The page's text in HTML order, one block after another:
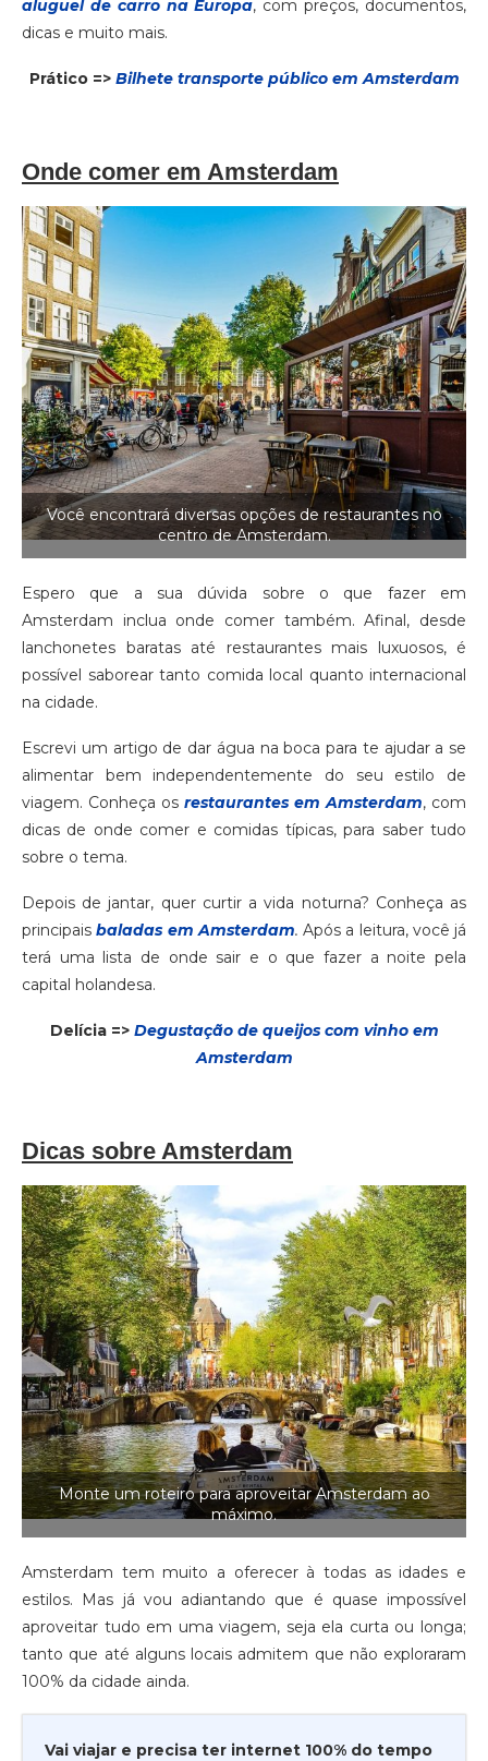
aluguel de carro na Europa, com preços, documentos,
dicas e muito mais.
Prático => Bilhete transporte público em Amsterdam
Onde comer em Amsterdam
Você encontrará diversas opções de restaurantes no
centro de Amsterdam.
Espero que a sua dúvida sobre o que fazer em
Amsterdam inclua onde comer também. Afinal, desde
lanchonetes baratas até restaurantes mais luxuosos, é
possível saborear tanto comida local quanto internacional
na cidade.
Escrevi um artigo de dar água na boca para te ajudar a se
alimentar bem independentemente do seu estilo de
viagem. Conheça os restaurantes em Amsterdam, com
dicas de onde comer e comidas típicas, para saber tudo
sobre o tema.
Depois de jantar, quer curtir a vida noturna? Conheça as
principaisbaladas em Amsterdam. Após a leitura, você já
terá uma lista de onde sair e o que fazer a noite pela
capital holandesa.
Delícia => Degustação de queijos com vinho em
Amsterdam
Dicas sobre Amsterdam
Monte um roteiro para aproveitar Amsterdam ao
máximo.
Amsterdam tem muito a oferecer à todas as idades e
estilos. Mas já vou adiantando que é quase impossível
aproveitar tudo em uma viagem, seja ela curta ou longa;
tanto que até alguns locais admitem que não exploraram
100% da cidade ainda.
Vai viajar e precisa ter internet 100% do tempo